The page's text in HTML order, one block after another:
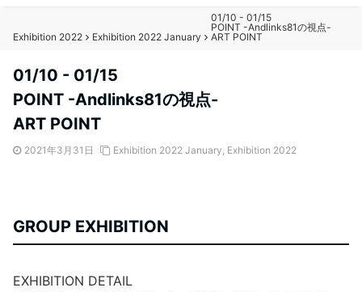
Exhibition 2022 Exhibition 2022 January
01/10 - 01/15
POINT -Andlinks81の視点-
ART POINT
01/10 - 01/15
POINT -Andlinks81の視点-
ART POINT
2021年3月31日 Exhibition 2022 January, Exhibition 2022
GROUP EXHIBITION
EXHIBITION DETAIL